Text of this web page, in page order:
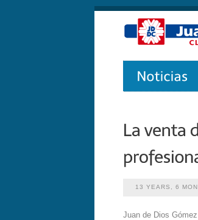
13 YEARS, 6
Juan de Dios